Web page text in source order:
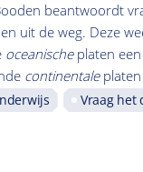
beantwoordt
uit de weg. Deze
oceanischeplaten
continentaleplaten
Vraag het